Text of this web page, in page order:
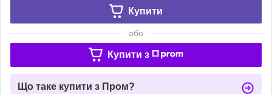
Купити
або
Купити з
Що таке купити з Пром?